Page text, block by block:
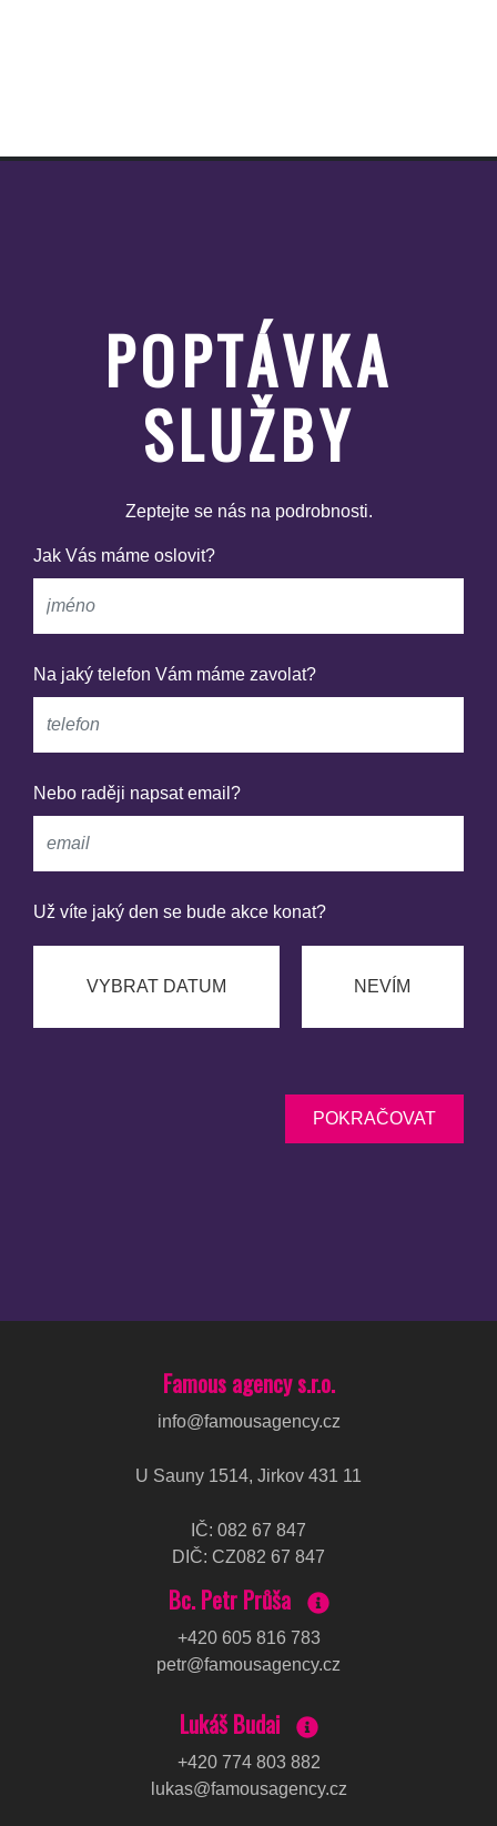
POPTÁVKA
SLUŽBY
Zeptejte se nás na podrobnosti.
Jak Vás máme oslovit?
Na jaký telefon Vám máme zavolat?
Nebo raději napsat email?
Už víte jaký den se bude akce konat?
VYBRAT DATUM NEVÍM
POKRAČOVAT
Famous agency s.r.o.
info@famousagency.cz
U Sauny 1514, Jirkov 431 11
IČ: 082 67 847
DIČ: CZ082 67 847
Bc. Petr Průša
+420 605 816 783
petr@famousagency.cz
Lukáš Budai
+420 774 803 882
lukas@famousagency.cz